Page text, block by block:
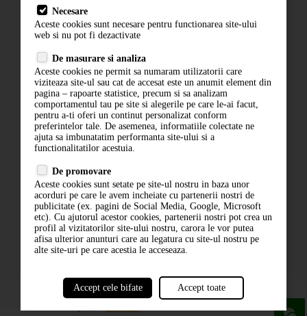
Livrare
Contact
Politica de confidentialitate
ANPC
ABONARE LA NEWSLETTER
ABONARE
Necesare
Aceste cookies sunt necesare pentru functionarea site-ului
web si nu pot fi dezactivate
De masurare si analiza
Aceste cookies ne permit sa numaram utilizatorii care
viziteaza site-ul sau cat de accesat este un anumit element din
pagina – rapoarte statistice, precum si sa analizam
comportamentul tau pe site si alegerile pe care le-ai facut,
pentru a-ti oferi un continut personalizat conform
preferintelor tale. De asemenea, informatiile colectate ne
ajuta sa imbunatatim performanta site-ului si a
functionalitatilor acestuia.
De promovare
Aceste cookies sunt setate pe site-ul nostru in baza unor
acorduri pe care le avem incheiate cu partenerii nostri de
publicitate (ex. pagini de Social Media, Google, Microsoft
etc). Cu ajutorul acestor cookies, partenerii nostri pot crea un
profil al vizitatorilor site-ului nostru, carora le vor putea
afisa ulterior anunturi care au legatura cu site-ul nostru pe
alte site-uri pe care acestia le acceseaza.
Accept cele bifate Accept toate